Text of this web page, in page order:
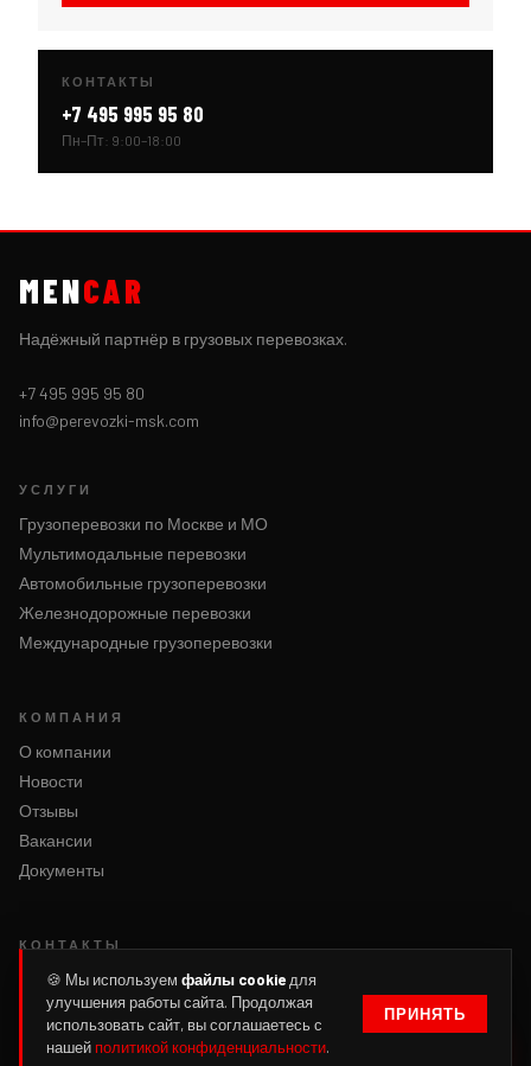
КОНТАКТЫ
+7 495 995 95 80
Пн–Пт: 9:00–18:00
MENCAR
Надёжный партнёр в грузовых перевозках.
+7 495 995 95 80
info@perevozki-msk.com
УСЛУГИ
Грузоперевозки по Москве и МО
Мультимодальные перевозки
Автомобильные грузоперевозки
Железнодорожные перевозки
Международные грузоперевозки
КОМПАНИЯ
О компании
Новости
Отзывы
Вакансии
Документы
КОНТАКТЫ
Написать нам
Оформить заявку
🍪 Мы используем файлы cookie для
улучшения работы сайта. Продолжая
использовать сайт, вы соглашаетесь с
нашей политикой конфиденциальности.
ПРИНЯТЬ